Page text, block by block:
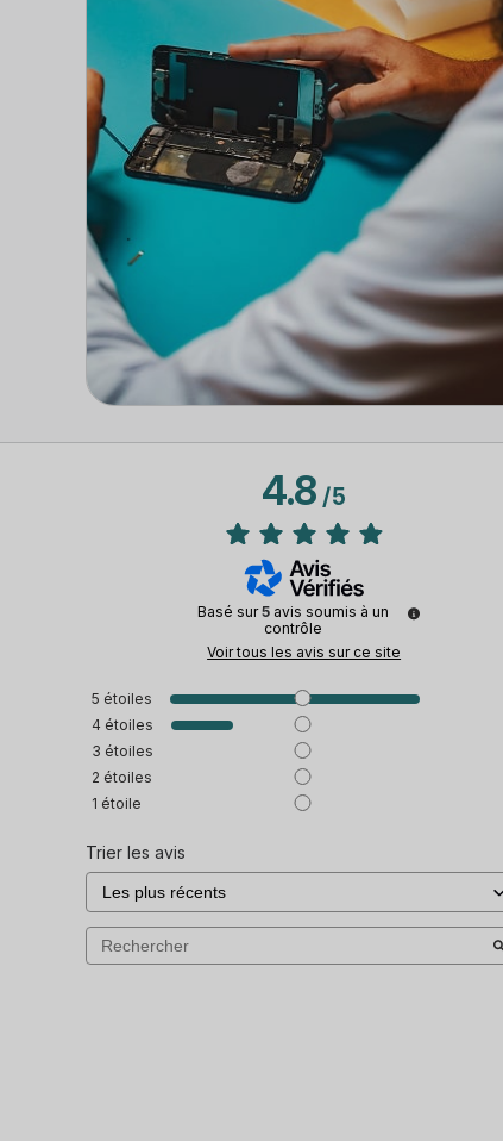
4.8/5
Basé sur5 avis soumis à un
contrôle
Voir tous les avis sur ce site
5 étoiles
4 étoiles
3 étoiles
2 étoiles
1 étoile
Trier les avis